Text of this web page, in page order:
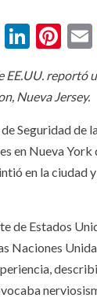
Twitter
EE.UU. reportó
Nueva Jersey.
Seguridad de
en Nueva York
en la ciudad
de Estados
Naciones